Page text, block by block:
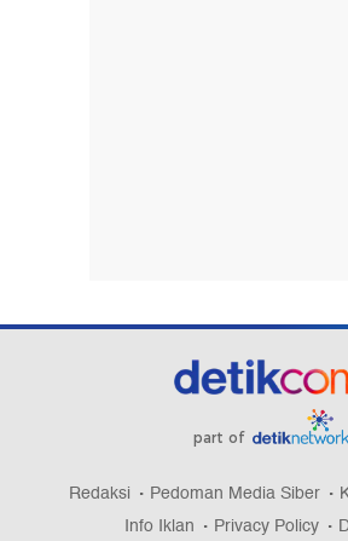
part of
Redaksi Pedoman Media Siber
Info Iklan
Privacy Policy